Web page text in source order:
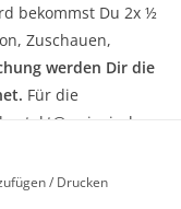
bekommst Du 2x ½
Zuschauen,
werden Dir die
Für die
kontakt@weinzierl-
schnuppern:
/ Drucken